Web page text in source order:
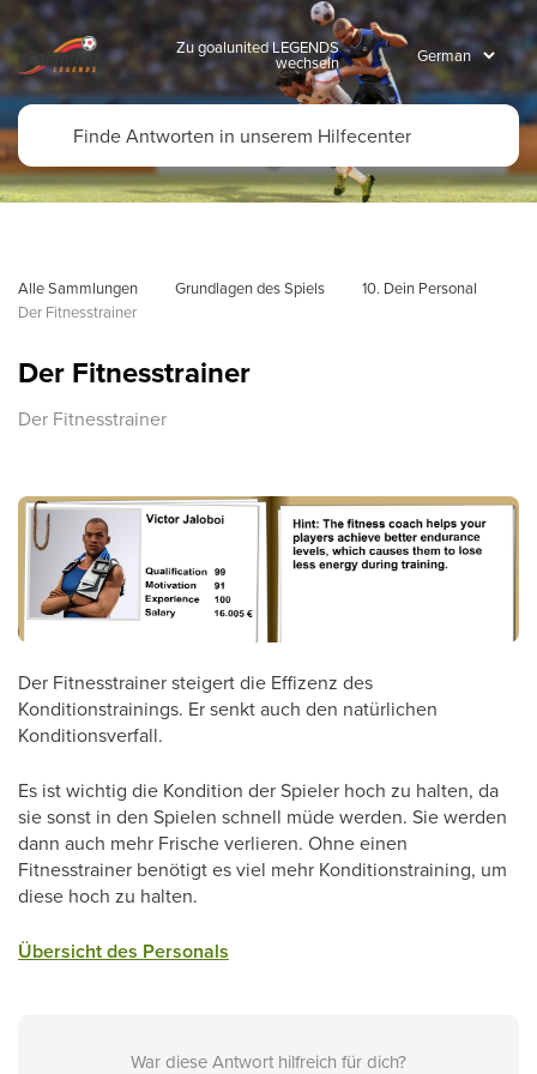
Zu goalunited LEGENDS
wechseln
Alle Sammlungen Grundlagen des Spiels
10. Dein Personal
Der Fitnesstrainer
Der Fitnesstrainer
Der Fitnesstrainer
Der Fitnesstrainer steigert die Effizenz des
Konditionstrainings. Er senkt auch den natürlichen
Konditionsverfall.
Es ist wichtig die Kondition der Spieler hoch zu halten, da
sie sonst in den Spielen schnell müde werden. Sie werden
dann auch mehr Frische verlieren. Ohne einen
Fitnesstrainer benötigt es viel mehr Konditionstraining, um
diese hoch zu halten.
Übersicht des Personals
War diese Antwort hilfreich für dich?